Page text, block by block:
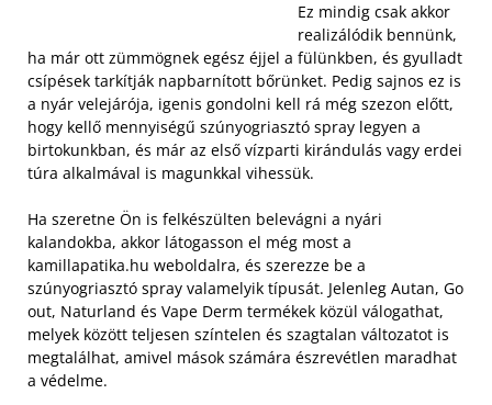
Ez mindig csak akkor
realizálódik bennünk,
ha már ott zümmögnek egész éjjel a fülünkben, és gyulladt
csípések tarkítják napbarnított bőrünket. Pedig sajnos ez is
a nyár velejárója, igenis gondolni kell rá még szezon előtt,
hogy kellő mennyiségű szúnyogriasztó spray legyen a
birtokunkban, és már az első vízparti kirándulás vagy erdei
túra alkalmával is magunkkal vihessük.
Ha szeretne Ön is felkészülten belevágni a nyári
kalandokba, akkor látogasson el még most a
kamillapatika.hu weboldalra, és szerezze be a
szúnyogriasztó spray valamelyik típusát. Jelenleg Autan, Go
out, Naturland és Vape Derm termékek közül válogathat,
melyek között teljesen színtelen és szagtalan változatot is
megtalálhat, amivel mások számára észrevétlen maradhat
a védelme.